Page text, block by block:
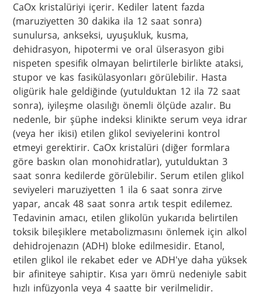
CaOx kristalüriyi içerir. Kediler latent fazda
(maruziyetten 30 dakika ila 12 saat sonra)
sunulursa, ankseksi, uyuşukluk, kusma,
dehidrasyon, hipotermi ve oral ülserasyon gibi
nispeten spesifik olmayan belirtilerle birlikte ataksi,
stupor ve kas fasikülasyonları görülebilir. Hasta
oligürik hale geldiğinde (yutulduktan 12 ila 72 saat
sonra), iyileşme olasılığı önemli ölçüde azalır. Bu
nedenle, bir şüphe indeksi klinikte serum veya idrar
(veya her ikisi) etilen glikol seviyelerini kontrol
etmeyi gerektirir. CaOx kristalüri (diğer formlara
göre baskın olan monohidratlar), yutulduktan 3
saat sonra kedilerde görülebilir. Serum etilen glikol
seviyeleri maruziyetten 1 ila 6 saat sonra zirve
yapar, ancak 48 saat sonra artık tespit edilemez.
Tedavinin amacı, etilen glikolün yukarıda belirtilen
toksik bileşiklere metabolizmasını önlemek için alkol
dehidrojenazın (ADH) bloke edilmesidir. Etanol,
etilen glikol ile rekabet eder ve ADH'ye daha yüksek
bir afiniteye sahiptir. Kısa yarı ömrü nedeniyle sabit
hızlı infüzyonla veya 4 saatte bir verilmelidir.